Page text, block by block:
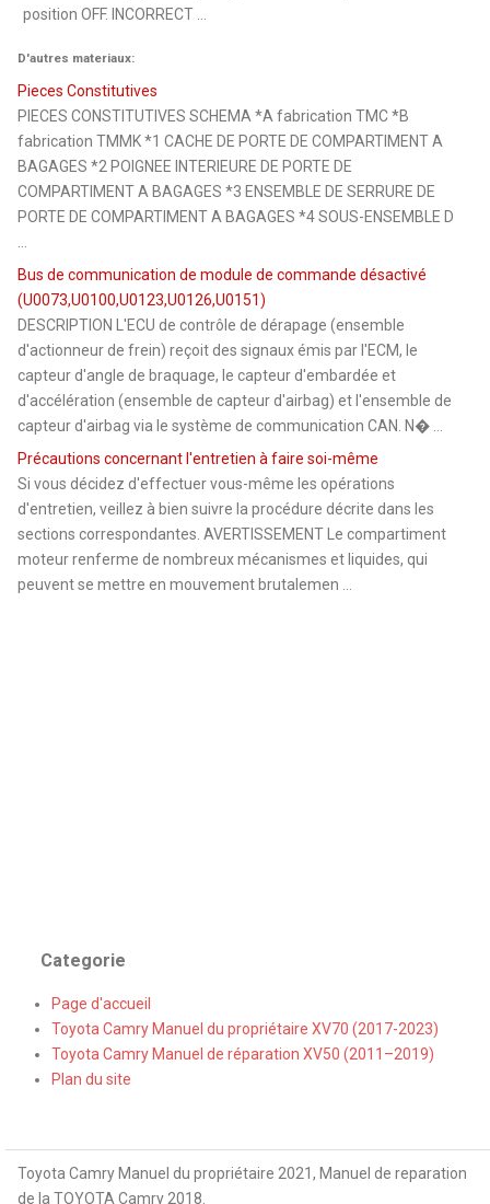
position OFF. INCORRECT ...
D'autres materiaux:
Pieces Constitutives
PIECES CONSTITUTIVES SCHEMA *A fabrication TMC *B
fabrication TMMK *1 CACHE DE PORTE DE COMPARTIMENT A
BAGAGES *2 POIGNEE INTERIEURE DE PORTE DE
COMPARTIMENT A BAGAGES *3 ENSEMBLE DE SERRURE DE
PORTE DE COMPARTIMENT A BAGAGES *4 SOUS-ENSEMBLE D
Bus de communication de module de commande désactivé
(U0073,U0100,U0123,U0126,U0151)
DESCRIPTION L'ECU de contrôle de dérapage (ensemble
d'actionneur de frein) reçoit des signaux émis par l'ECM, le
capteur d'angle de braquage, le capteur d'embardée et
d'accélération (ensemble de capteur d'airbag) et l'ensemble de
capteur d'airbag via le système de communication CAN. N� ...
Précautions concernant l'entretien à faire soi-même
Si vous décidez d'effectuer vous-même les opérations
d'entretien, veillez à bien suivre la procédure décrite dans les
sections correspondantes. AVERTISSEMENT Le compartiment
moteur renferme de nombreux mécanismes et liquides, qui
peuvent se mettre en mouvement brutalemen ...
Categorie
Page d'accueil
Toyota Camry Manuel du propriétaire XV70 (2017-2023)
Toyota Camry Manuel de réparation XV50 (2011–2019)
Plan du site
Toyota Camry Manuel du propriétaire 2021, Manuel de reparation
de la TOYOTA Camry 2018.